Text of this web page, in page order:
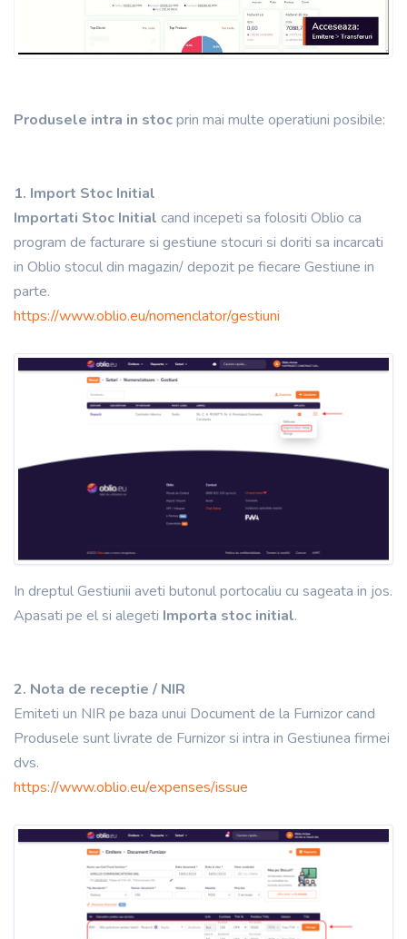
Produsele intra in stocprin mai multe operatiuni posibile:
1. Import Stoc Initial
Importati Stoc Initial cand incepeti sa folositi Oblio ca
program de facturare si gestiune stocuri si doriti sa incarcati
in Oblio stocul din magazin/ depozit pe fiecare Gestiune in
parte.
https://www.oblio.eu/nomenclator/gestiuni
In dreptul Gestiunii aveti butonul portocaliu cu sageata in jos.
Apasati pe el si alegeti Importa stoc initial.
2. Nota de receptie / NIR
Emiteti un NIR pe baza unui Document de la Furnizor cand
Produsele sunt livrate de Furnizor si intra in Gestiunea firmei
dvs.
https://www.oblio.eu/expenses/issue